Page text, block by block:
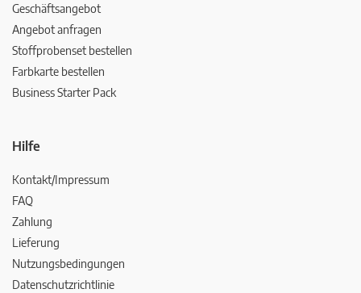
Geschäftsangebot
Angebot anfragen
Stoffprobenset bestellen
Farbkarte bestellen
Business Starter Pack
Hilfe
Kontakt/Impressum
FAQ
Zahlung
Lieferung
Nutzungsbedingungen
Datenschutzrichtlinie